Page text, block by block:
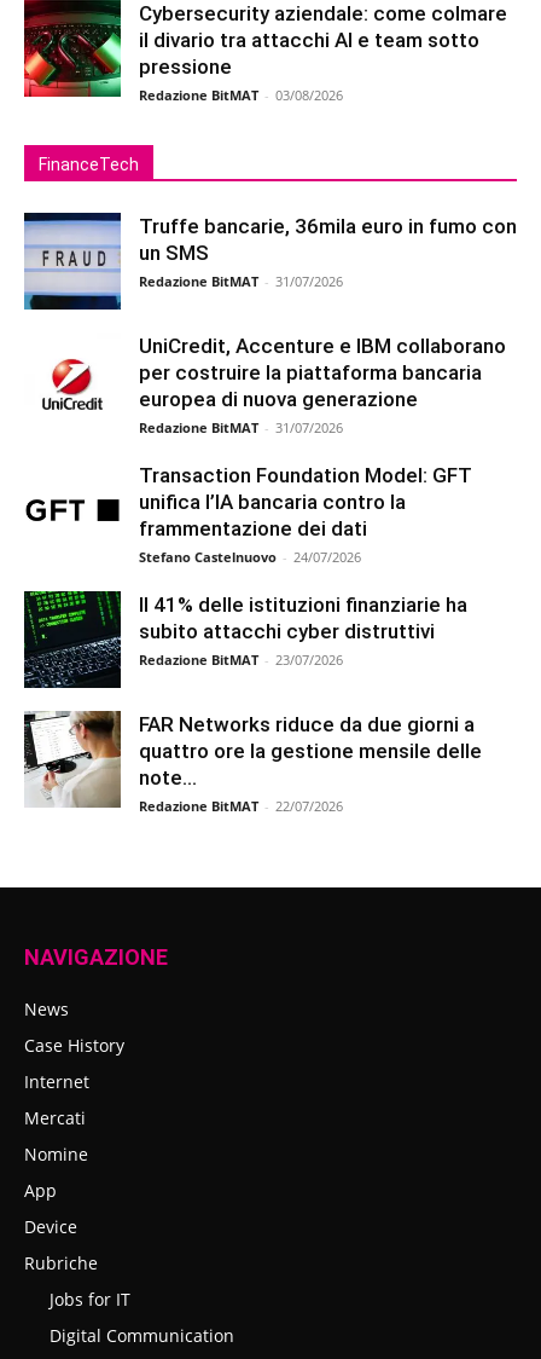
Cybersecurity aziendale: come colmare
il divario tra attacchi AI e team sotto
pressione
Redazione BitMAT - 03/08/2026
FinanceTech
Truffe bancarie, 36mila euro in fumo con
un SMS
Redazione BitMAT - 31/07/2026
UniCredit, Accenture e IBM collaborano
per costruire la piattaforma bancaria
europea di nuova generazione
Redazione BitMAT - 31/07/2026
Transaction Foundation Model: GFT
unifica l’IA bancaria contro la
frammentazione dei dati
Stefano Castelnuovo - 24/07/2026
Il 41% delle istituzioni finanziarie ha
subito attacchi cyber distruttivi
Redazione BitMAT - 23/07/2026
FAR Networks riduce da due giorni a
quattro ore la gestione mensile delle
note...
Redazione BitMAT - 22/07/2026
NAVIGAZIONE
News
Case History
Internet
Mercati
Nomine
App
Device
Rubriche
Jobs for IT
Digital Communication